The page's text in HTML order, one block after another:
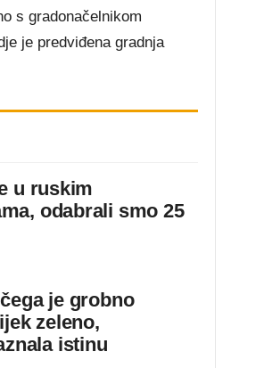
s gradonačelnikom
je predviđena gradnja
u ruskim
odabrali smo 25
je grobno
zeleno,
istinu